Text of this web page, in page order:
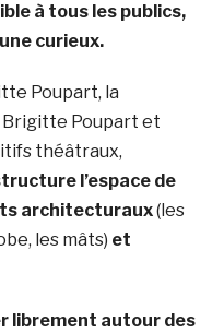
à tous les publics,
curieux.
Poupart, la
Poupart et
théâtraux,
l’espace de
architecturaux(les
les mâts) et
librement autour des